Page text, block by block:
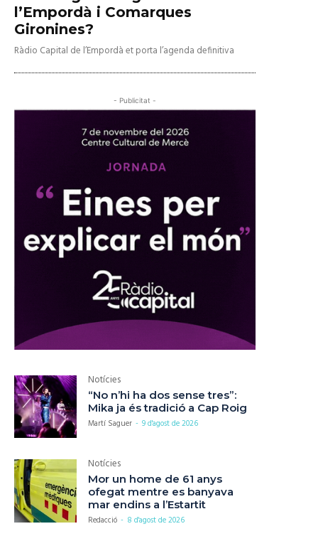
l’Empordà i Comarques
Gironines?
Ràdio Capital de l’Empordà et porta l’agenda definitiva
- Publicitat -
Notícies
“No n’hi ha dos sense tres”:
Mika ja és tradició a Cap Roig
Martí Saguer - 9 d'agost de 2026
Notícies
Mor un home de 61 anys
ofegat mentre es banyava
mar endins a l’Estartit
Redacció - 8 d'agost de 2026